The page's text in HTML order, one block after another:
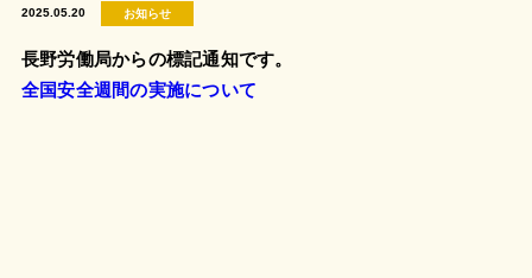
2025.05.20 お知らせ
長野労働局からの標記通知です。
全国安全週間の実施について